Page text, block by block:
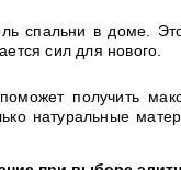
спальни в доме.
сил для нового.
получить
натуральные